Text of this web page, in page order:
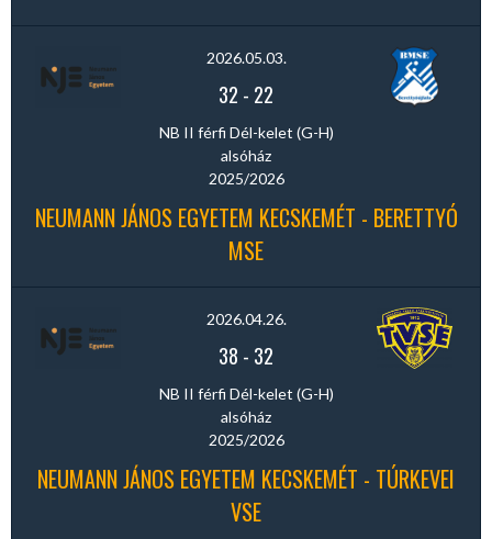
2026.05.03.
32 - 22
NB II férfi Dél-kelet (G-H)
alsóház
2025/2026
NEUMANN JÁNOS EGYETEM KECSKEMÉT - BERETTYÓ
MSE
2026.04.26.
38 - 32
NB II férfi Dél-kelet (G-H)
alsóház
2025/2026
NEUMANN JÁNOS EGYETEM KECSKEMÉT - TÚRKEVEI
VSE